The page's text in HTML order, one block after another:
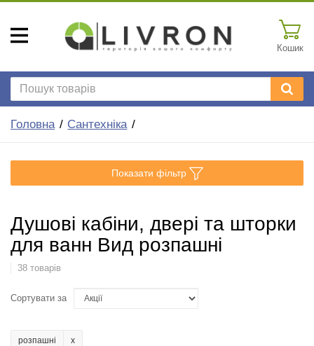
Кошик
Головна Сантехніка
Показати фільтр
Душові кабіни, двері та шторки
для ванн Вид розпашні
38 товарів
Сортувати за
розпашні